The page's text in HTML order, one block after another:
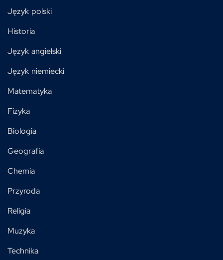
Język polski
Historia
Język angielski
Język niemiecki
Matematyka
Fizyka
Biologia
Geografia
Chemia
Przyroda
Religia
Muzyka
Technika